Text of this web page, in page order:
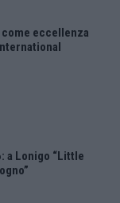
eccellenza
a Lonigo “Little